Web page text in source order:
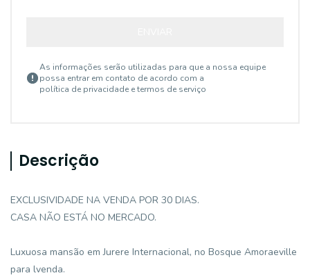
As informações serão utilizadas para que a nossa equipe
possa entrar em contato de acordo com a
política de privacidade e termos de serviço
Descrição
EXCLUSIVIDADE NA VENDA POR 30 DIAS.
CASA NÃO ESTÁ NO MERCADO.
Luxuosa mansão em Jurere Internacional, no Bosque Amoraeville
para lvenda.